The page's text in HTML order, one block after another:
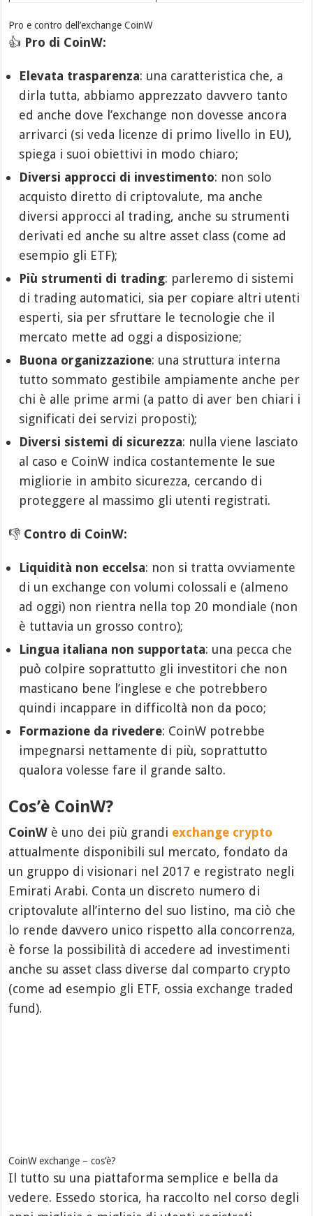
Pro e contro dell’exchange CoinW
👍 Pro di CoinW:
Elevata trasparenza: una caratteristica che, a
dirla tutta, abbiamo apprezzato davvero tanto
ed anche dove l’exchange non dovesse ancora
arrivarci (si veda licenze di primo livello in EU),
spiega i suoi obiettivi in modo chiaro;
Diversi approcci di investimento: non solo
acquisto diretto di criptovalute, ma anche
diversi approcci al trading, anche su strumenti
derivati ed anche su altre asset class (come ad
esempio gli ETF);
Più strumenti di trading: parleremo di sistemi
di trading automatici, sia per copiare altri utenti
esperti, sia per sfruttare le tecnologie che il
mercato mette ad oggi a disposizione;
Buona organizzazione: una struttura interna
tutto sommato gestibile ampiamente anche per
chi è alle prime armi (a patto di aver ben chiari i
significati dei servizi proposti);
Diversi sistemi di sicurezza: nulla viene lasciato
al caso e CoinW indica costantemente le sue
migliorie in ambito sicurezza, cercando di
proteggere al massimo gli utenti registrati.
👎 Contro di CoinW:
Liquidità non eccelsa: non si tratta ovviamente
di un exchange con volumi colossali e (almeno
ad oggi) non rientra nella top 20 mondiale (non
è tuttavia un grosso contro);
Lingua italiana non supportata: una pecca che
può colpire soprattutto gli investitori che non
masticano bene l’inglese e che potrebbero
quindi incappare in difficoltà non da poco;
Formazione da rivedere: CoinW potrebbe
impegnarsi nettamente di più, soprattutto
qualora volesse fare il grande salto.
Cos’è CoinW?
CoinW è uno dei più grandi exchange crypto
attualmente disponibili sul mercato, fondato da
un gruppo di visionari nel 2017 e registrato negli
Emirati Arabi. Conta un discreto numero di
criptovalute all’interno del suo listino, ma ciò che
lo rende davvero unico rispetto alla concorrenza,
è forse la possibilità di accedere ad investimenti
anche su asset class diverse dal comparto crypto
(come ad esempio gli ETF, ossia exchange traded
fund).
CoinW exchange – cos’è?
Il tutto su una piattaforma semplice e bella da
vedere. Essedo storica, ha raccolto nel corso degli